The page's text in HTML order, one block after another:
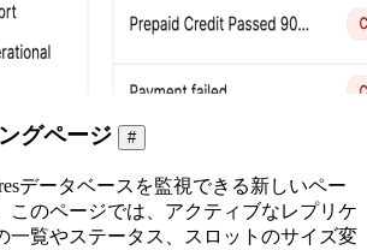
グページ #
データベースを監視できる新しいペー
このページでは、アクティブなレプリケ
一覧やステータス、スロットのサイズ変